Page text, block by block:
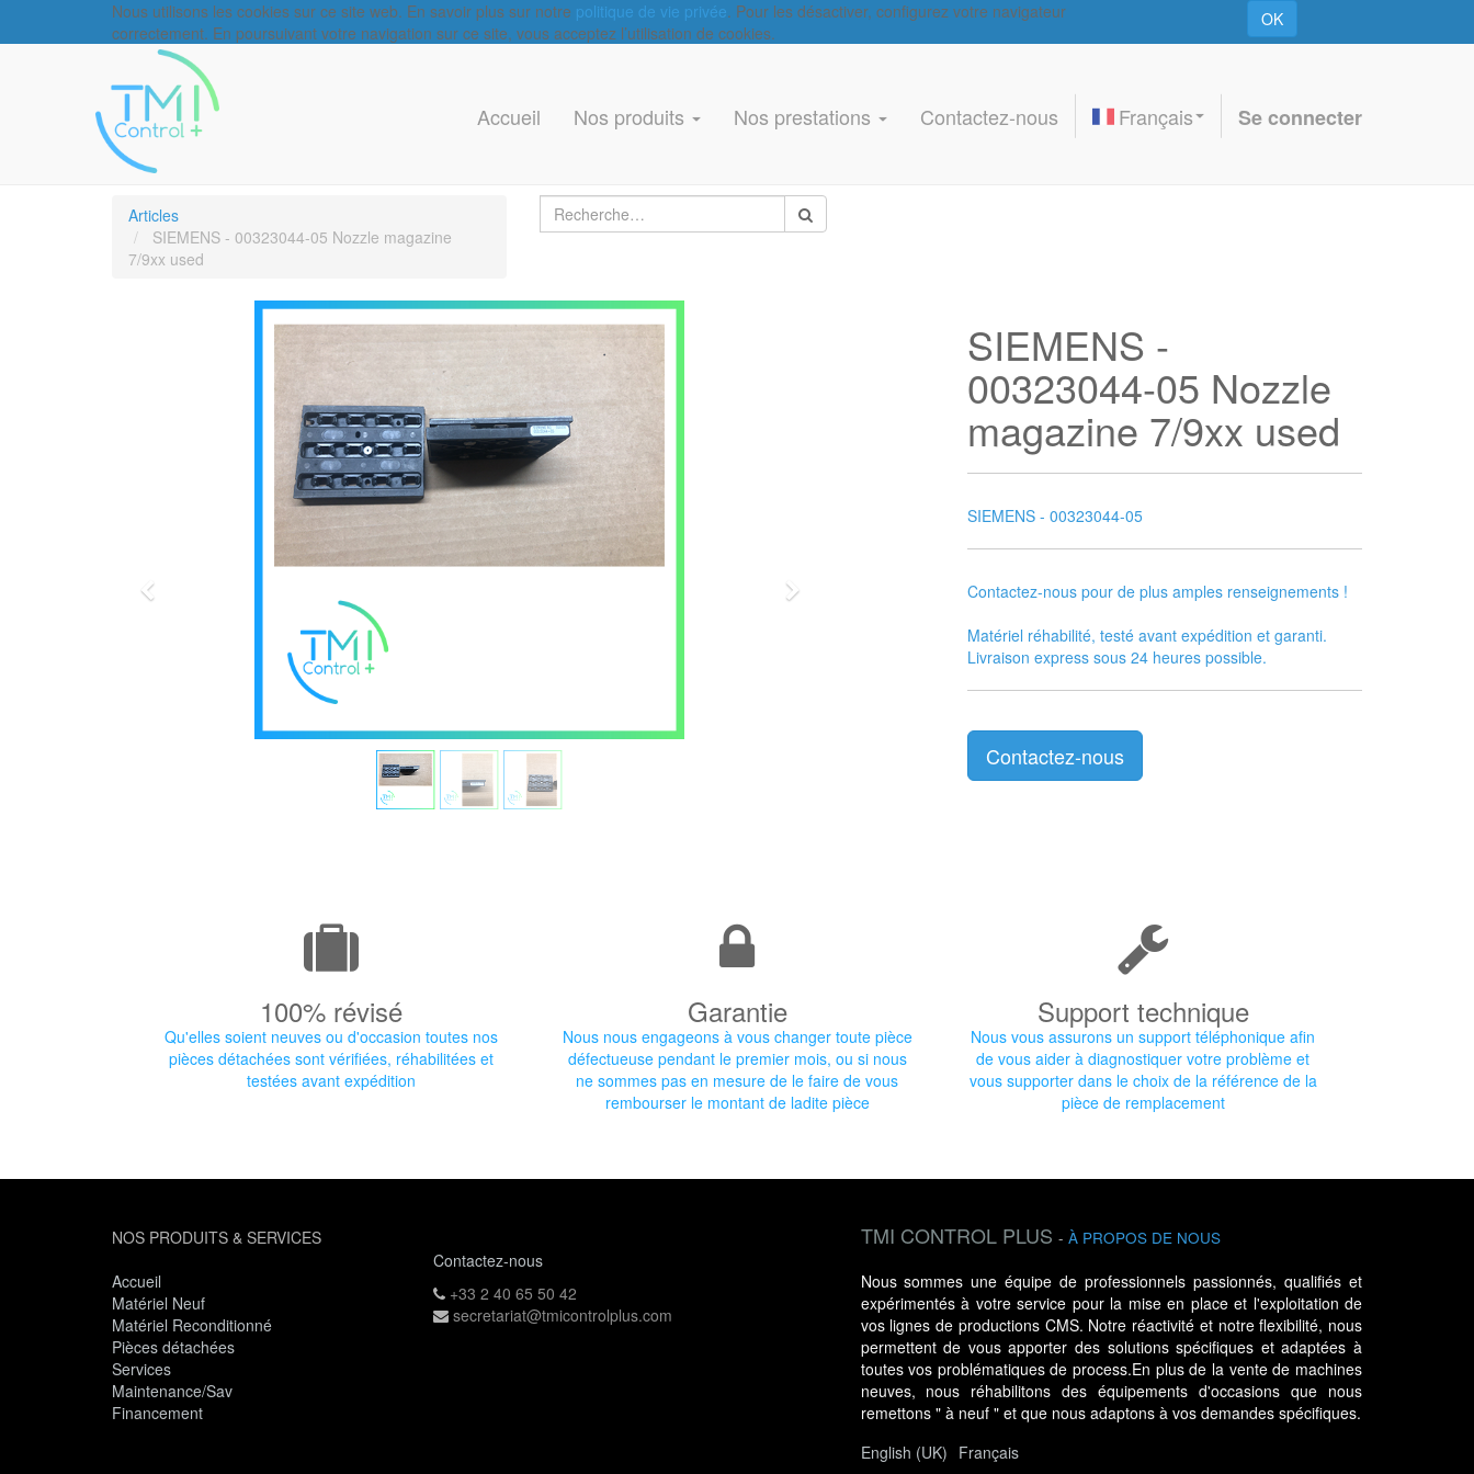
Nous utilisons les cookies sur ce site web. En savoir plus sur notre politique de vie privée. Pour les désactiver, configurez votre navigateur
correctement. En poursuivant votre navigation sur ce site, vous acceptez l’utilisation de cookies.
OK
Accueil Nos produits Nos prestations Contactez-nous Français Se connecter
Articles
SIEMENS - 00323044-05 Nozzle magazine
7/9xx used
Suivant
SIEMENS -
00323044-05 Nozzle
magazine 7/9xx used
SIEMENS - 00323044-05
Contactez-nous pour de plus amples renseignements !
Matériel réhabilité, testé avant expédition et garanti.
Livraison express sous 24 heures possible.
Contactez-nous
100% révisé
Qu'elles soient neuves ou d'occasion toutes nos
pièces détachées sont vérifiées, réhabilitées et
testées avant expédition
Garantie
Nous nous engageons à vous changer toute pièce
défectueuse pendant le premier mois, ou si nous
ne sommes pas en mesure de le faire de vous
rembourser le montant de ladite pièce
Support technique
Nous vous assurons un support téléphonique afin
de vous aider à diagnostiquer votre problème et
vous supporter dans le choix de la référence de la
pièce de remplacement
NOS PRODUITS & SERVICES
Accueil
Matériel Neuf
Matériel Reconditionné
Pièces détachées
Services
Maintenance/Sav
Financement
Contactez-nous
+33 2 40 65 50 42
secretariat@tmicontrolplus.com
TMI CONTROL PLUS - À PROPOS DE NOUS
Nous sommes une équipe de professionnels passionnés, qualifiés et
expérimentés à votre service pour la mise en place et l'exploitation de
vos lignes de productions CMS. Notre réactivité et notre flexibilité, nous
permettent de vous apporter des solutions spécifiques et adaptées à
toutes vos problématiques de process.En plus de la vente de machines
neuves, nous réhabilitons des équipements d'occasions que nous
remettons " à neuf " et que nous adaptons à vos demandes spécifiques.
English (UK) Français